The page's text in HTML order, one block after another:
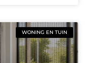
WONING EN TUIN